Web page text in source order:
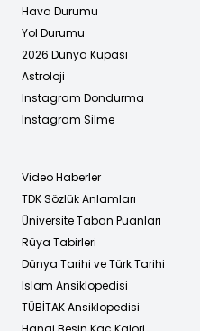
Hava Durumu
Yol Durumu
2026 Dünya Kupası
Astroloji
Instagram Dondurma
Instagram Silme
Video Haberler
TDK Sözlük Anlamları
Üniversite Taban Puanları
Rüya Tabirleri
Dünya Tarihi ve Türk Tarihi
İslam Ansiklopedisi
TÜBİTAK Ansiklopedisi